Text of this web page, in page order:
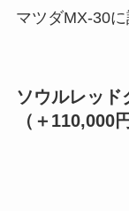
マツダMX-30
ソウルレッド
（＋110,000